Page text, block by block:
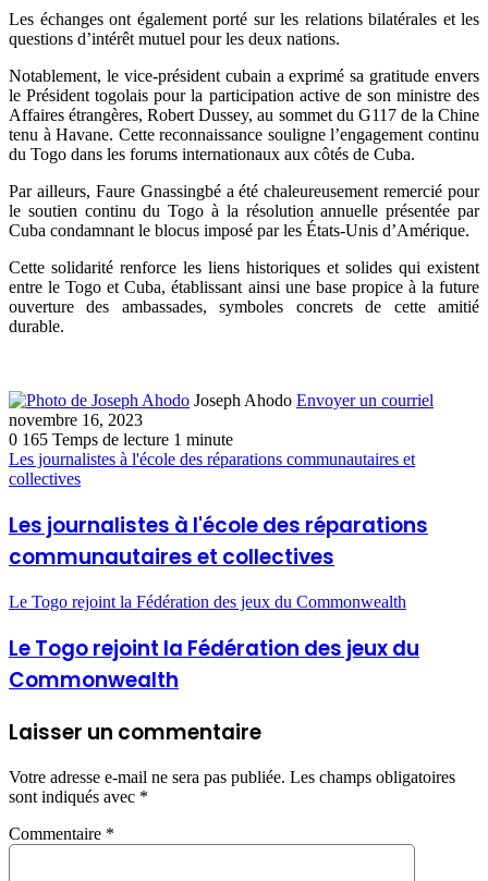
Les échanges ont également porté sur les relations bilatérales et les
questions d’intérêt mutuel pour les deux nations.
Notablement, le vice-président cubain a exprimé sa gratitude envers
le Président togolais pour la participation active de son ministre des
Affaires étrangères, Robert Dussey, au sommet du G117 de la Chine
tenu à Havane. Cette reconnaissance souligne l’engagement continu
du Togo dans les forums internationaux aux côtés de Cuba.
Par ailleurs, Faure Gnassingbé a été chaleureusement remercié pour
le soutien continu du Togo à la résolution annuelle présentée par
Cuba condamnant le blocus imposé par les États-Unis d’Amérique.
Cette solidarité renforce les liens historiques et solides qui existent
entre le Togo et Cuba, établissant ainsi une base propice à la future
ouverture des ambassades, symboles concrets de cette amitié
durable.
Joseph Ahodo Envoyer un courriel
novembre 16, 2023
0 165 Temps de lecture 1 minute
Les journalistes à l'école des réparations communautaires et
collectives
Les journalistes à l'école des réparations
communautaires et collectives
Le Togo rejoint la Fédération des jeux du Commonwealth
Le Togo rejoint la Fédération des jeux du
Commonwealth
Laisser un commentaire
Votre adresse e-mail ne sera pas publiée. Les champs obligatoires
sont indiqués avec *
Commentaire *